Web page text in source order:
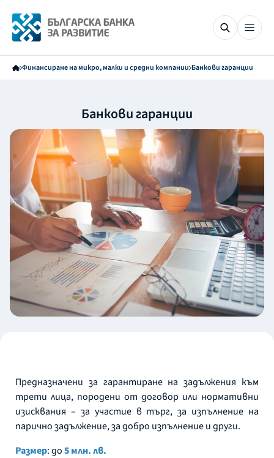
Финансиране на микро, малки и средни компании Банкови гаранции
Банкови гаранции
Предназначени за гарантиране на задължения към
трети лица, породени от договор или нормативни
изисквания – за участие в търг, за изпълнение на
парично задължение, за добро изпълнение и други.
Размер: до5 млн. лв.